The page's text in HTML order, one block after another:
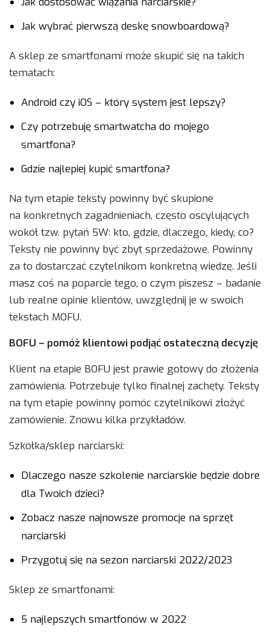
Jak wybrać pierwszą deskę snowboardową?
A sklep ze smartfonami może skupić się na takich
tematach:
Android czy iOS – który system jest lepszy?
Czy potrzebuję smartwatcha do mojego
smartfona?
Gdzie najlepiej kupić smartfona?
Na tym etapie teksty powinny być skupione
na konkretnych zagadnieniach, często oscylujących
wokół tzw. pytań 5W: kto, gdzie, dlaczego, kiedy, co?
Teksty nie powinny być zbyt sprzedażowe. Powinny
za to dostarczać czytelnikom konkretną wiedzę. Jeśli
masz coś na poparcie tego, o czym piszesz – badanie
lub realne opinie klientów, uwzględnij je w swoich
tekstach MOFU.
BOFU – pomóż klientowi podjąć ostateczną decyzję
Klient na etapie BOFU jest prawie gotowy do złożenia
zamówienia. Potrzebuje tylko finalnej zachęty. Teksty
na tym etapie powinny pomóc czytelnikowi złożyć
zamówienie. Znowu kilka przykładów.
Szkółka/sklep narciarski:
Dlaczego nasze szkolenie narciarskie będzie dobre
dla Twoich dzieci?
Zobacz nasze najnowsze promocje na sprzęt
narciarski
Przygotuj się na sezon narciarski 2022/2023
Sklep ze smartfonami:
5 najlepszych smartfonów w 2022